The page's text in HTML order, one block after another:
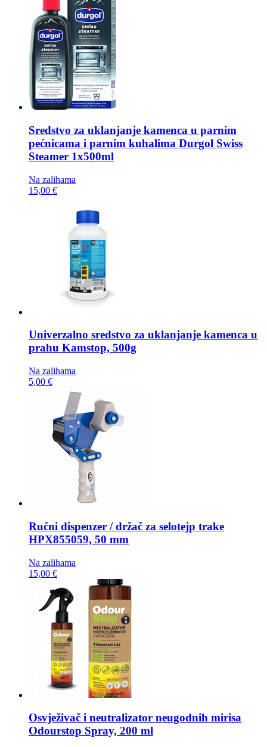
Sredstvo za uklanjanje kamenca u parnim
pećnicama i parnim kuhalima Durgol Swiss
Steamer 1x500ml
Na zalihama
15,00 €
Univerzalno sredstvo za uklanjanje kamenca u
prahu Kamstop, 500g
Na zalihama
5,00 €
Ručni dispenzer / držač za selotejp trake
HPX855059, 50 mm
Na zalihama
15,00 €
Osvježivač i neutralizator neugodnih mirisa
Odourstop Spray, 200 ml